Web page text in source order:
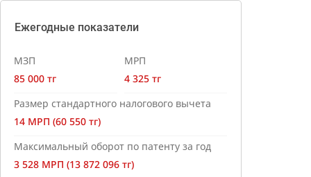
Ежегодные показатели
МЗП
85 000 тг
МРП
4 325 тг
Размер стандартного налогового вычета
14 МРП (60 550 тг)
Максимальный оборот по патенту за год
3 528 МРП (13 872 096 тг)